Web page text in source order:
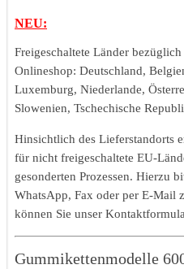
NEU:
Freigeschaltete Länder
Onlineshop: Deutschland,
Luxemburg, Niederlande,
Slowenien, Tschechische
Hinsichtlich des Lieferstandorts
für nicht freigeschaltete EU-
gesonderten Prozessen. Hierzu
WhatsApp, Fax oder per E-Mail
können Sie unser
Gummikettenmodelle